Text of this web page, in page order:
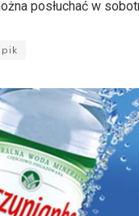
posłuchać w